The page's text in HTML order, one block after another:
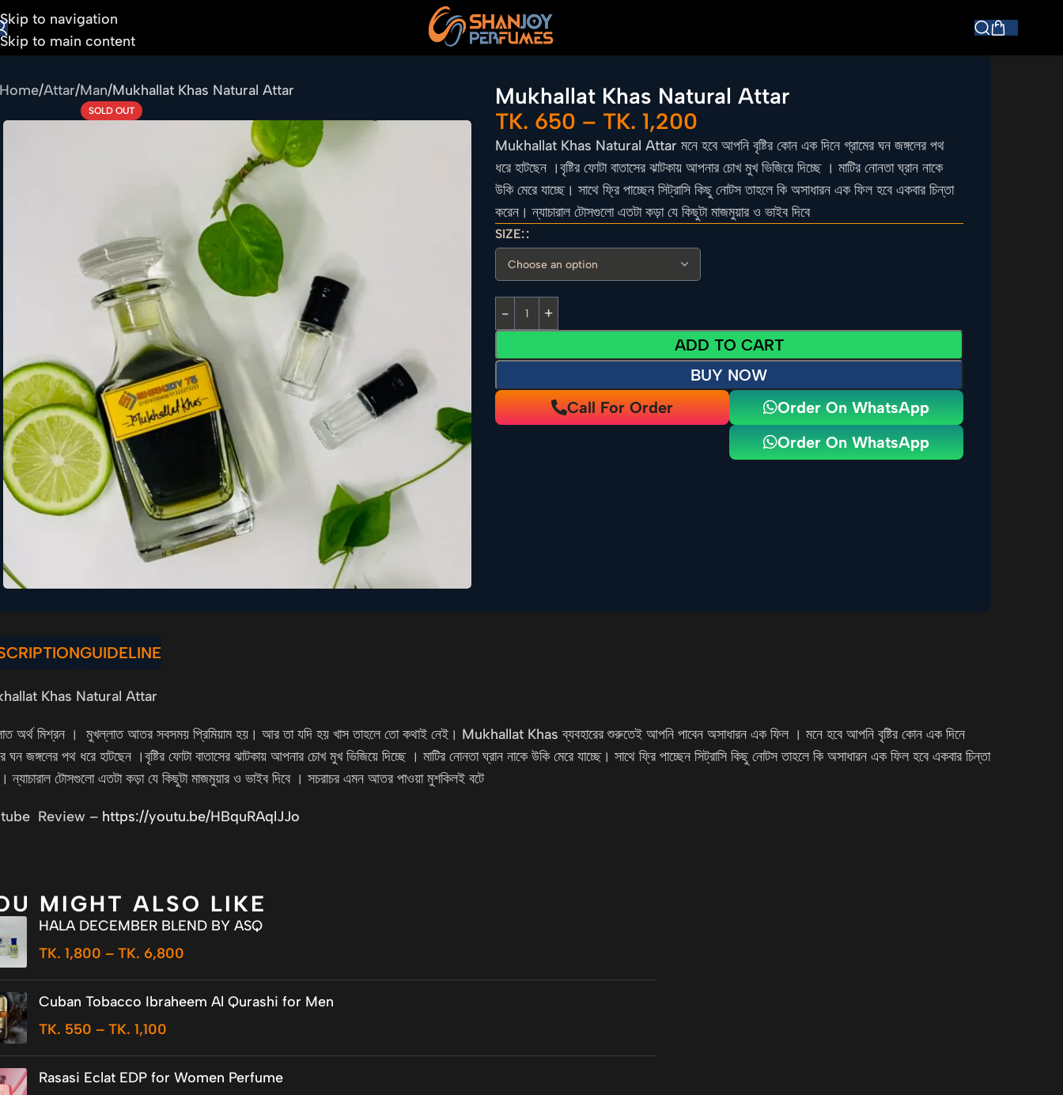
Skip to navigation
Skip to main content
Home Attar Man Mukhallat Khas Natural Attar
SOLD OUT
Mukhallat Khas Natural Attar
TK. 650 – TK. 1,200
Mukhallat Khas Natural Attar মনে হবে আপনি বৃষ্টির কোন এক দিনে গ্রামের ঘন জঙ্গলের পথ
ধরে হাটছেন ।বৃষ্টির ফোটা বাতাসের ঝাটকায় আপনার চোখ মুখ ভিজিয়ে দিচ্ছে । মাটির নোনতা ঘ্রান নাকে
উকি মেরে যাচ্ছে। সাথে ফ্রি পাচ্ছেন সিট্রাসি কিছু নোটস তাহলে কি অসাধারন এক ফিল হবে একবার চিন্তা
করেন। ন্যাচারাল টোসগুলো এতটা কড়া যে কিছুটা মাজমুয়ার ও ভাইব দিবে
SIZE:
ADD TO CART
BUY NOW
Call For Order
Order On WhatsApp
Order On WhatsApp
GUIDELINE
Khas Natural Attar
অর্থ মিশ্রন । মুখল্লাত আতর সবসময় প্রিমিয়াম হয়। আর তা যদি হয় খাস তাহলে তো কথাই নেই। Mukhallat Khas ব্যবহারের শুরুতেই আপনি পাবেন অসাধারন এক ফিল । মনে হবে আপনি বৃষ্টির কোন এক দিনে
ঘন জঙ্গলের পথ ধরে হাটছেন ।বৃষ্টির ফোটা বাতাসের ঝাটকায় আপনার চোখ মুখ ভিজিয়ে দিচ্ছে । মাটির নোনতা ঘ্রান নাকে উকি মেরে যাচ্ছে। সাথে ফ্রি পাচ্ছেন সিট্রাসি কিছু নোটস তাহলে কি অসাধারন এক ফিল হবে একবার চিন্তা
ন্যাচারাল টোসগুলো এতটা কড়া যে কিছুটা মাজমুয়ার ও ভাইব দিবে । সচরাচর এমন আতর পাওয়া মুশকিলই বটে
Review – https://youtu.be/HBquRAqlJJo
MIGHT ALSO LIKE
HALA DECEMBER BLEND BY ASQ
TK.1,800 – TK. 6,800
Cuban Tobacco Ibraheem Al Qurashi for Men
TK. 550 – TK.1,100
Rasasi Eclat EDP for Women Perfume